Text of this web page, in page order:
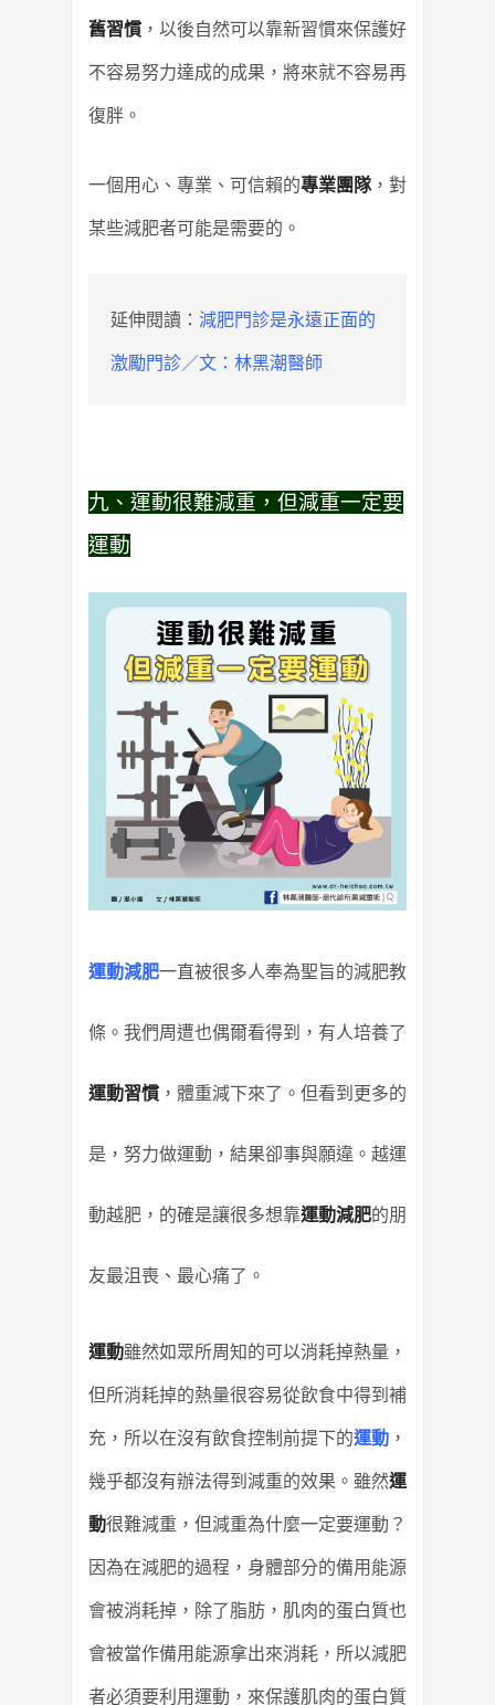
舊習慣 ，以後自然可以靠新習慣來保護好
不容易努力達成的成果，將來就不容易再
復胖。
一個用心、專業、可信賴的專業團隊，對
某些減肥者可能是需要的。
延伸閱讀： 減肥門診是永遠正面的
激勵門診／文：林黑潮醫師
九、運動很難減重，但減重一定要
運動
運動減肥一直被很多人奉為聖旨的減肥教
條。我們周遭也偶爾看得到，有人培養了
運動習慣 ，體重減下來了。但看到更多的
是，努力做運動，結果卻事與願違。越運
動越肥，的確是讓很多想靠運動減肥的朋
友最沮喪、最心痛了。
運動雖然如眾所周知的可以消耗掉熱量，
但所消耗掉的熱量很容易從飲食中得到補
充，所以在沒有飲食控制前提下的運動 ，
幾乎都沒有辦法得到減重的效果。雖然運
動很難減重，但減重為什麼一定要運動？
因為在減肥的過程，身體部分的備用能源
會被消耗掉，除了脂肪，肌肉的蛋白質也
會被當作備用能源拿出來消耗，所以減肥
者必須要利用運動，來保護肌肉的蛋白質